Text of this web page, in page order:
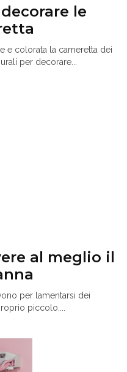
le
e colorata la cameretta dei
per decorare...
al meglio il
per lamentarsi dei
piccolo....